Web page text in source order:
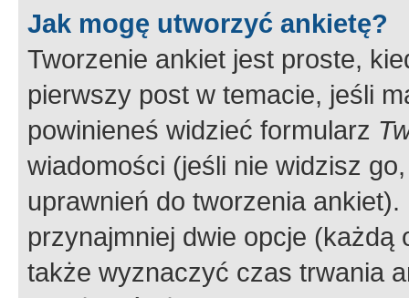
Jak mogę utworzyć ankietę?
Tworzenie ankiet jest proste,
pierwszy post w temacie, jeśli
powinieneś widzieć formularz
wiadomości (jeśli nie widzisz
uprawnień do tworzenia
przynajmniej dwie opcje
także wyznaczyć czas trwania